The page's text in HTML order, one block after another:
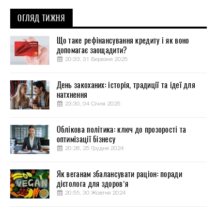
ОГЛЯД ТИЖНЯ
Що таке рефінансування кредиту і як воно
допомагає заощадити?
20:33, 31 Березня 2025
День закоханих: історія, традиції та ідеї для
натхнення
23:30, 04 Січня 2025
Облікова політика: ключ до прозорості та
оптимізації бізнесу
20:28, 25 Грудня 2024
Як веганам збалансувати раціон: поради
дієтолога для здоров’я
20:55, 30 Жовтня 2024